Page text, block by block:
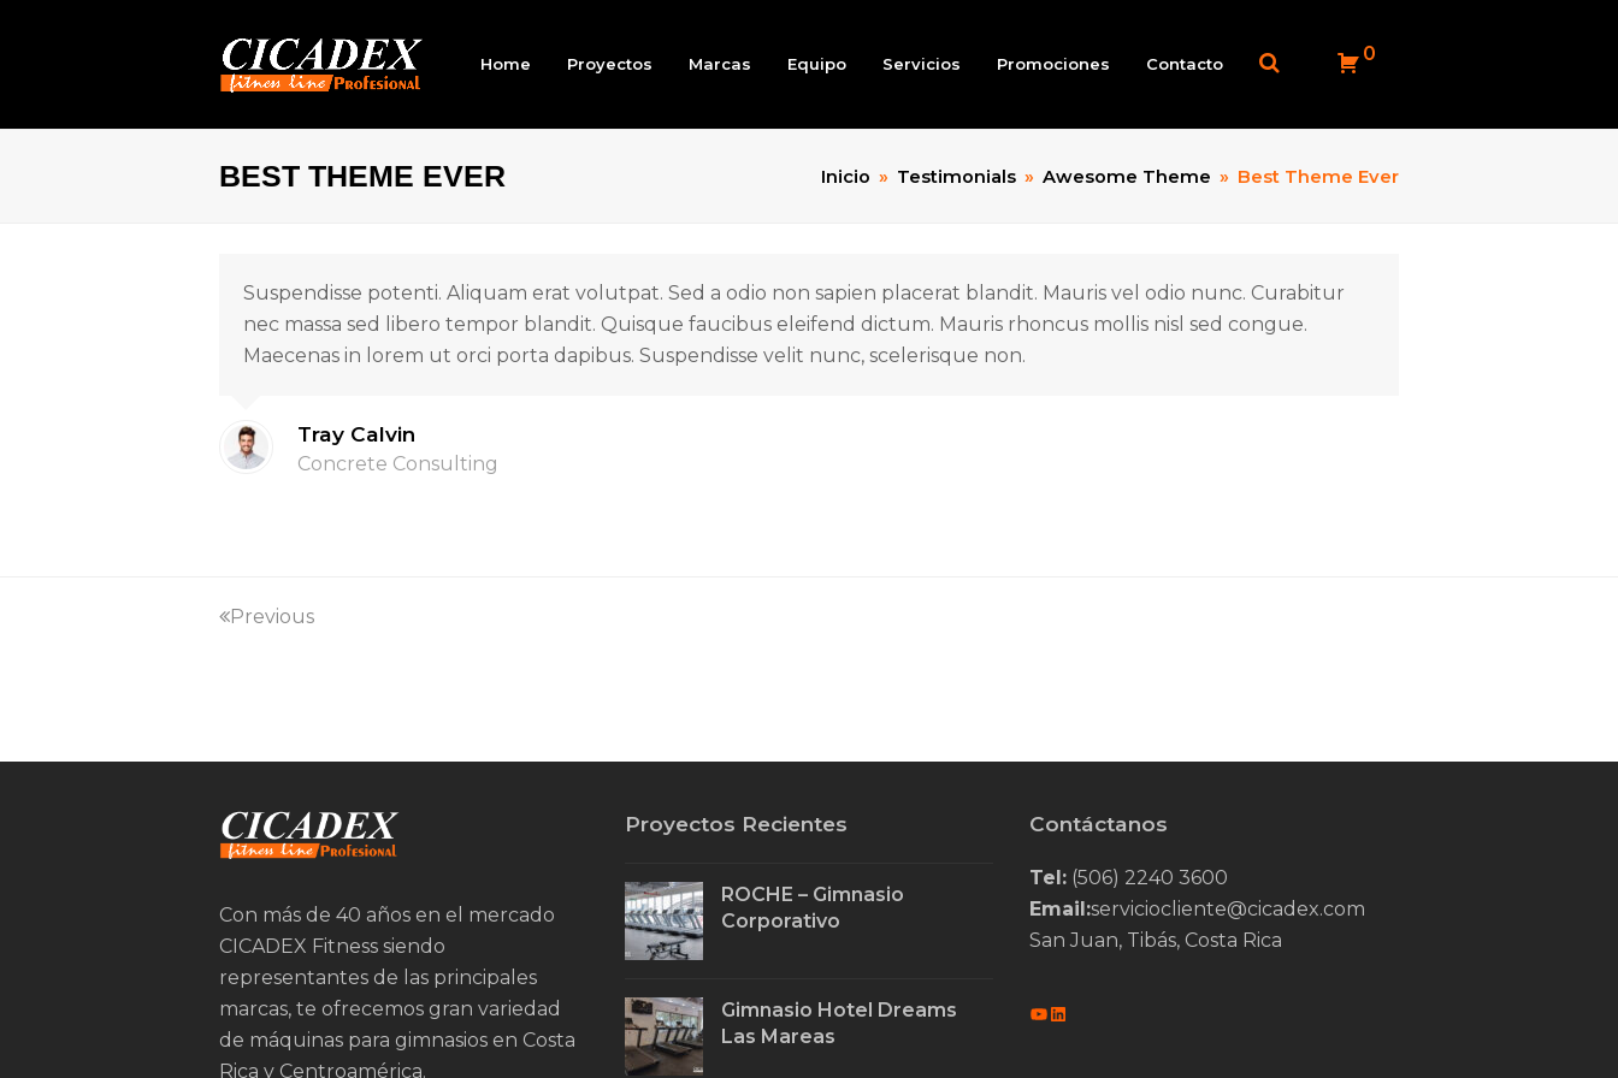
Home Proyectos Marcas Equipo Servicios Promociones Contacto 0
BEST THEME EVER Inicio » Testimonials » Awesome Theme » Best Theme Ever
Suspendisse potenti. Aliquam erat volutpat. Sed a odio non sapien placerat blandit. Mauris vel odio nunc. Curabitur
nec massa sed libero tempor blandit. Quisque faucibus eleifend dictum. Mauris rhoncus mollis nisl sed congue.
Maecenas in lorem ut orci porta dapibus. Suspendisse velit nunc, scelerisque non.
Tray Calvin
Concrete Consulting
Previous
Con más de 40 años en el mercado
CICADEX Fitness siendo
representantes de las principales
marcas, te ofrecemos gran variedad
de máquinas para gimnasios en Costa
Rica y Centroamérica.
Proyectos Recientes
ROCHE – Gimnasio
Corporativo
Gimnasio Hotel Dreams
Las Mareas
Contáctanos
Tel: (506) 2240 3600
Email:serviciocliente@cicadex.com
San Juan, Tibás, Costa Rica
YouTube
LinkedIn